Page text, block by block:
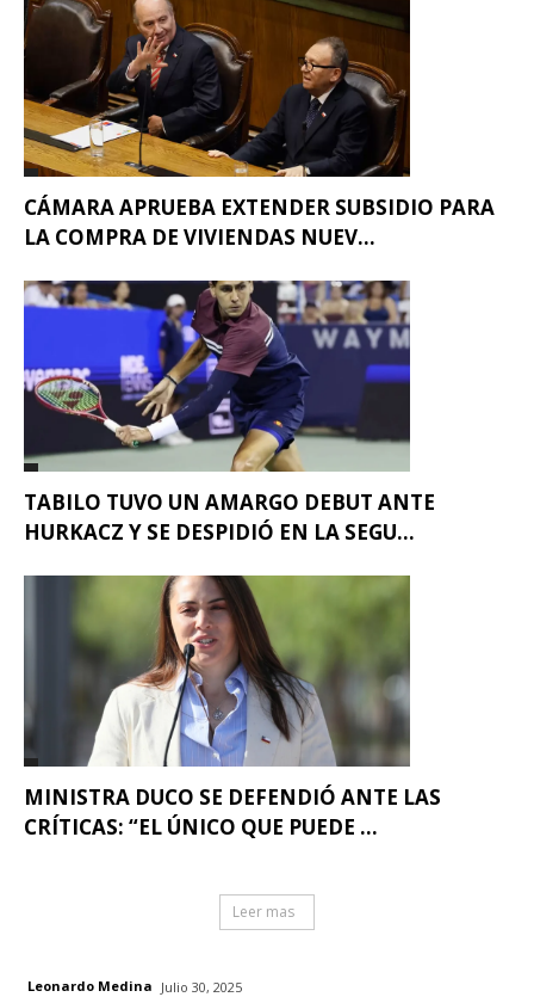
CÁMARA APRUEBA EXTENDER SUBSIDIO PARA
LA COMPRA DE VIVIENDAS NUEV...
TABILO TUVO UN AMARGO DEBUT ANTE
HURKACZ Y SE DESPIDIÓ EN LA SEGU...
MINISTRA DUCO SE DEFENDIÓ ANTE LAS
CRÍTICAS: “EL ÚNICO QUE PUEDE ...
Leer mas
Leonardo Medina Julio 30, 2025